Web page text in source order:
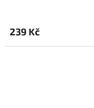
239 Kč